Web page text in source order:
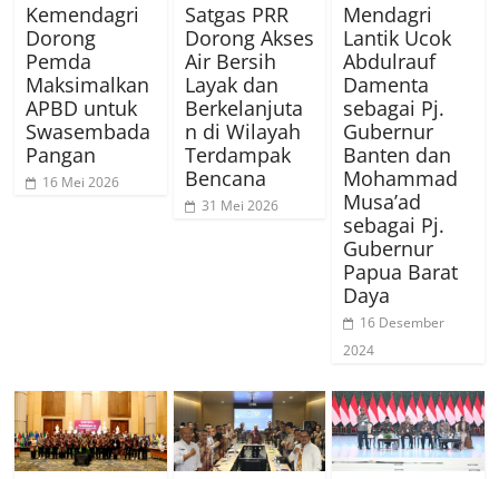
Kemendagri
Dorong
Pemda
Maksimalkan
APBD untuk
Swasembada
Pangan
16 Mei 2026
Satgas PRR
Dorong Akses
Air Bersih
Layak dan
Berkelanjuta
n di Wilayah
Terdampak
Bencana
31 Mei 2026
Mendagri
Lantik Ucok
Abdulrauf
Damenta
sebagai Pj.
Gubernur
Banten dan
Mohammad
Musa’ad
sebagai Pj.
Gubernur
Papua Barat
Daya
16 Desember
2024